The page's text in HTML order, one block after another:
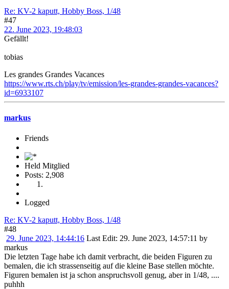
Re: KV-2 kaputt, Hobby Boss, 1/48
#47
22. June 2023, 19:48:03
Gefällt!
tobias
Les grandes Grandes Vacances
https://www.rts.ch/play/tv/emission/les-grandes-grandes-vacances?
id=6933107
markus
Friends
Held Mitglied
Posts: 2,908
Logged
Re: KV-2 kaputt, Hobby Boss, 1/48
#48
29. June 2023, 14:44:16 Last Edit: 29. June 2023, 14:57:11 by
markus
Die letzten Tage habe ich damit verbracht, die beiden Figuren zu
bemalen, die ich strassenseitig auf die kleine Base stellen möchte.
Figuren bemalen ist ja schon anspruchsvoll genug, aber in 1/48, ....
puhhh